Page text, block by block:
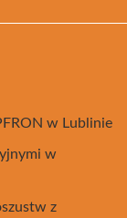
w Lublinie
w
z